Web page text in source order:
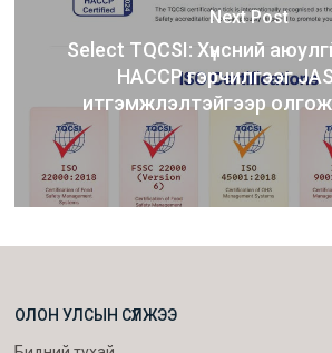
Next Post
Select TQCSI: Хүнсний
HACCP гэрчилгээг
итгэмжлэлтэйгээр
ОЛОН УЛСЫН СҮЛЖЭЭ